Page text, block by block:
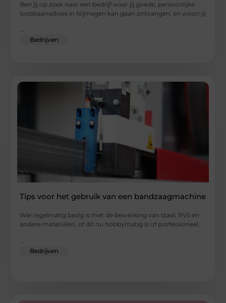
Ben jij op zoek naar een bedrijf waar jij goede, persoonlijke
loopbaanadvies in Nijmegen kan gaan ontvangen, en woon jij
...
Bedrijven
Tips voor het gebruik van een bandzaagmachine
Wie regelmatig bezig is met de bewerking van staal, RVS en
andere materialen, of dit nu hobbymatig is of professioneel,
Bedrijven